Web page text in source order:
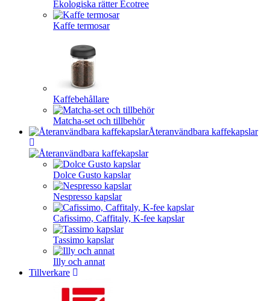
Ekologiska rätter Ecotree
Kaffe termosar
Kaffebehållare
Matcha-set och tillbehör
Återanvändbara kaffekapslar
Dolce Gusto kapslar
Nespresso kapslar
Cafissimo, Caffitaly, K-fee kapslar
Tassimo kapslar
Illy och annat
Tillverkare